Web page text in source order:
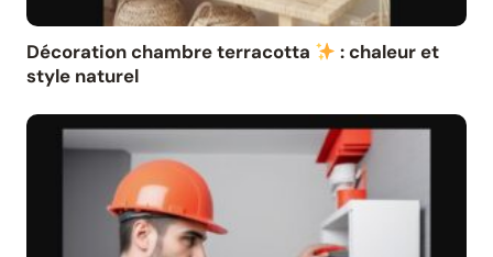
Décoration chambre terracotta
: chaleur et
style naturel